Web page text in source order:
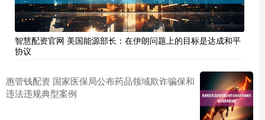
智慧配资官网 美国能源部长：在伊朗问题上的目标是达成和平
协议
惠管钱配资 国家医保局公布药品领域欺诈骗保和
违法违规典型案例